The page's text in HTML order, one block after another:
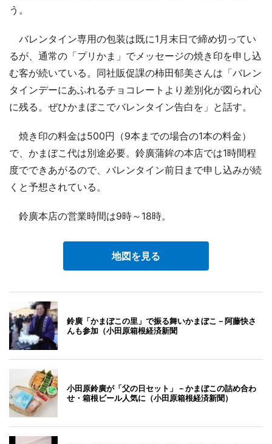
う。
バレンタイン専用の包装は既に1月末日で締め切ってい
るが、通常の「プリかま」でメッセージの焼き印を申し込
む客が続いている。同社販促課の柿田郁美さんは「バレン
タインデーにあふれるチョコレートより差別化が図られ心
に残る。ぜひかまぼこでバレンタイン告白を」と話す。
焼き印の料金は500円（9本までの場合の1本の料金）
で、かまぼこ代は別途必要。鈴廣蒲鉾の本店では1時間程
度でできあがるので、バレンタイン前日まで申し込みが続
くと予想されている。
鈴廣本店の営業時間は9時～18時。
地図を見る
鈴廣「かまぼこの里」で振る舞いかまぼこ－阿藤快さ
んも参加（小田原箱根経済新聞
小田原鈴廣が「父の日セット」－かまぼこの詰め合わ
せ・箱根ビール人気に（小田原箱根経済新聞）